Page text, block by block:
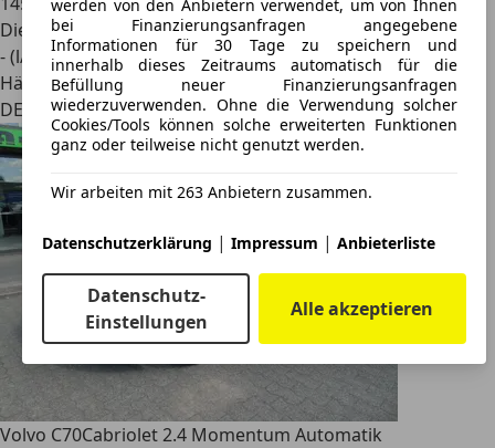
werden von den Anbietern verwendet, um von Ihnen
bei Finanzierungsanfragen angegebene
Informationen für 30 Tage zu speichern und
innerhalb dieses Zeitraums automatisch für die
Befüllung neuer Finanzierungsanfragen
wiederzuverwenden. Ohne die Verwendung solcher
Cookies/Tools können solche erweiterten Funktionen
ganz oder teilweise nicht genutzt werden.
Wir arbeiten mit 263 Anbietern zusammen.
Datenschutzerklärung | Impressum | Anbieterliste
Datenschutz-
Einstellungen
Alle akzeptieren
Diesel
- (l/100 km)
Händler
DE 21465
Volvo C70Cabriolet 2.4 Momentum Automatik